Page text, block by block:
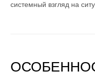
системный взгляд на